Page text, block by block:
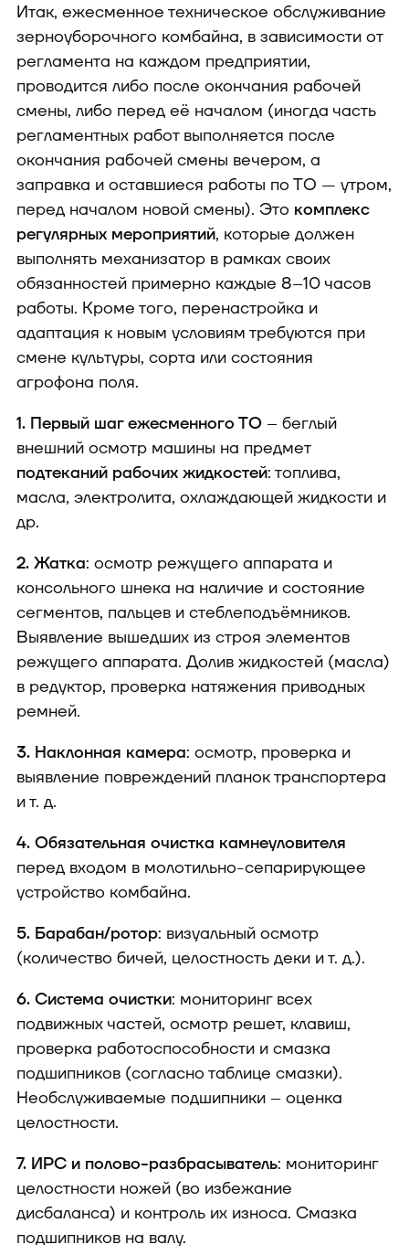
Итак, ежесменное техническое обслуживание
зерноуборочного комбайна, в зависимости от
регламента на каждом предприятии,
проводится либо после окончания рабочей
смены, либо перед её началом (иногда часть
регламентных работ выполняется после
окончания рабочей смены вечером, а
заправка и оставшиеся работы по ТО — утром,
перед началом новой смены). Это комплекс
регулярных мероприятий, которые должен
выполнять механизатор в рамках своих
обязанностей примерно каждые 8–10 часов
работы. Кроме того, перенастройка и
адаптация к новым условиям требуются при
смене культуры, сорта или состояния
агрофона поля.
1. Первый шаг ежесменного ТО – беглый
внешний осмотр машины на предмет
подтеканий рабочих жидкостей: топлива,
масла, электролита, охлаждающей жидкости и
др.
2. Жатка: осмотр режущего аппарата и
консольного шнека на наличие и состояние
сегментов, пальцев и стеблеподъёмников.
Выявление вышедших из строя элементов
режущего аппарата. Долив жидкостей (масла)
в редуктор, проверка натяжения приводных
ремней.
3. Наклонная камера: осмотр, проверка и
выявление повреждений планок транспортера
и т. д.
4. Обязательная очистка камнеуловителя
перед входом в молотильно-сепарирующее
устройство комбайна.
5. Барабан/ротор: визуальный осмотр
(количество бичей, целостность деки и т. д.).
6. Система очистки: мониторинг всех
подвижных частей, осмотр решет, клавиш,
проверка работоспособности и смазка
подшипников (согласно таблице смазки).
Необслуживаемые подшипники – оценка
целостности.
7. ИРС и полово-разбрасыватель: мониторинг
целостности ножей (во избежание
дисбаланса) и контроль их износа. Смазка
подшипников на валу.